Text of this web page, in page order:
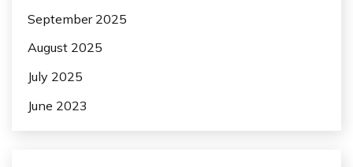
September 2025
August 2025
July 2025
June 2023